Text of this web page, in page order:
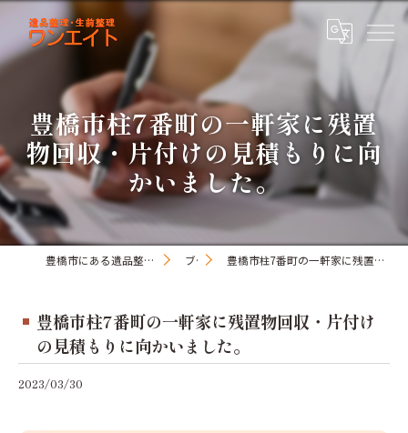
豊橋市柱7番町の一軒家に残置
物回収・片付けの見積もりに向
かいました。
豊橋市にある遺品整理・生前整理のワンオアエイト ブログ 豊橋市柱7番町の一軒家に残置物回収・片付けの見積もりに向かいました。
豊橋市柱7番町の一軒家に残置物回収・片付け
の見積もりに向かいました。
2023/03/30